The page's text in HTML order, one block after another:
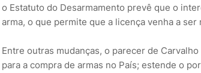
o Estatuto do Desarmamento prevê que o
arma, o que permite que a licença venha a
Entre outras mudanças, o parecer de
para a compra de armas no País; estende o